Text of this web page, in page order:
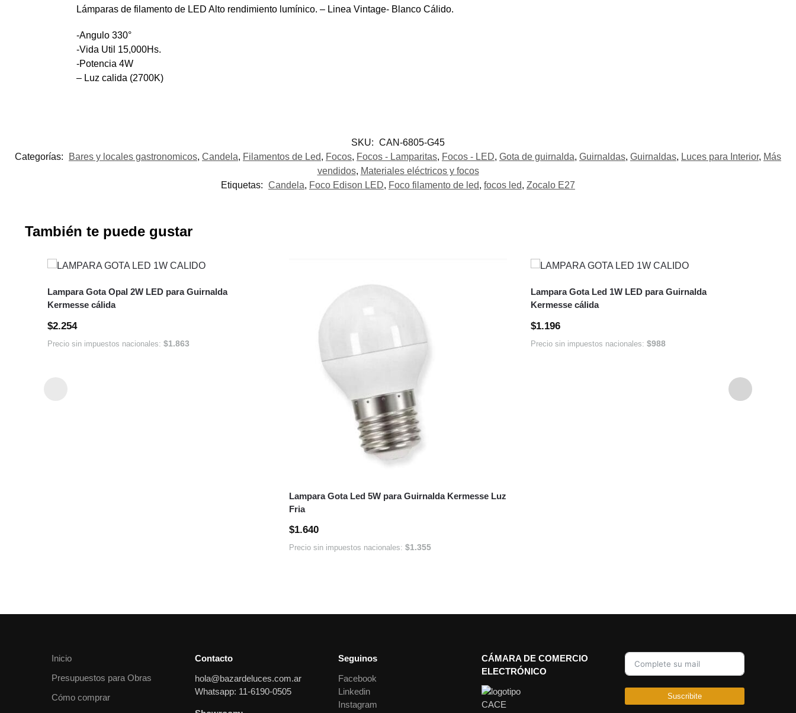
Lámparas de filamento de LED Alto rendimiento lumínico. – Linea Vintage- Blanco Cálido.
-Angulo 330°
-Vida Util 15,000Hs.
-Potencia 4W
– Luz calida (2700K)
SKU: CAN-6805-G45
Categorías:
Bares y locales gastronomicos, Candela, Filamentos de Led, Focos, Focos - Lamparitas, Focos - LED, Gota de guirnalda, Guirnaldas, Guirnaldas, Luces para Interior, Más
vendidos, Materiales eléctricos y focos
Etiquetas: Candela, Foco Edison LED, Foco filamento de led, focos led, Zocalo E27
También te puede gustar
Lampara Gota Opal 2W LED para Guirnalda
Kermesse cálida
$2.254
Precio sin impuestos nacionales: $1.863
Lampara Gota Led 5W para Guirnalda Kermesse Luz
Fria
$1.640
Precio sin impuestos nacionales: $1.355
Lampara Gota Led 1W LED para Guirnalda
Kermesse cálida
$1.196
Precio sin impuestos nacionales:$988
Inicio
Presupuestos para Obras
Cómo comprar
Contacto
hola@bazardeluces.com.ar
Whatsapp: 11-6190-0505
Seguinos
Facebook
Linkedin
Instagram
CÁMARA DE COMERCIO
ELECTRÓNICO
Suscribite